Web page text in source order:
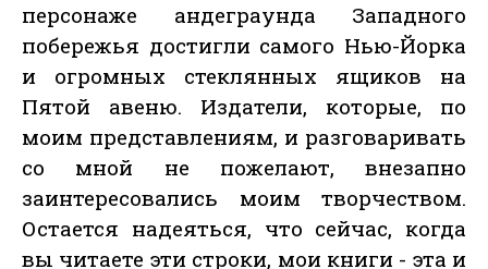
персонаже андеграунда Западного
побережья достигли самого Нью-Йорка
и огромных стеклянных ящиков на
Пятой авеню. Издатели, которые, по
моим представлениям, и разговаривать
со мной не пожелают, внезапно
заинтересовались моим творчеством.
Остается надеяться, что сейчас, когда
вы читаете эти строки, мои книги - эта и